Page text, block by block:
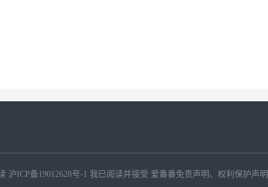
沪ICP备19012628号-1 我已阅读并接受 爱番番免责声明 、 权利保护声明